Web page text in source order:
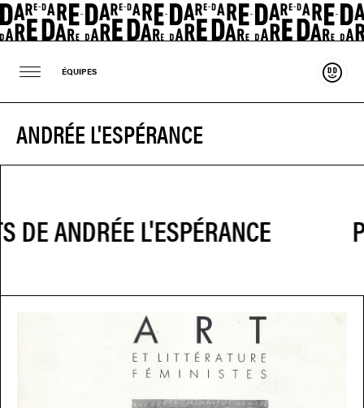
ÉQUIPES
ANDRÉE L'ESPÉRANCE